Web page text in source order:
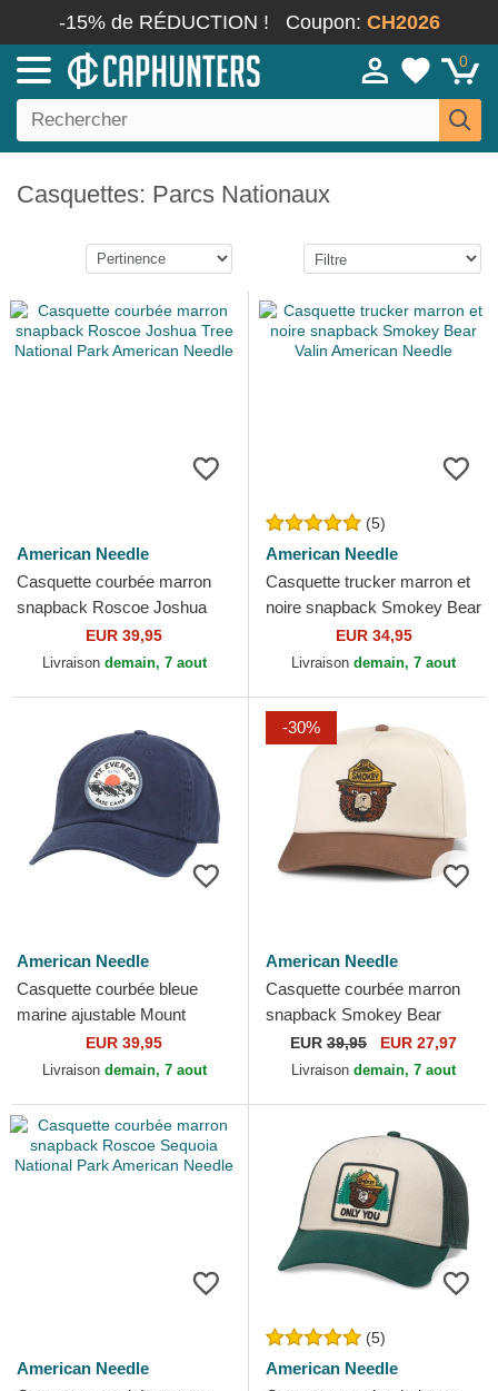
-15% de RÉDUCTION ! Coupon: CH2026
0
Casquettes: Parcs Nationaux
American Needle
Casquette courbée marron
snapback Roscoe Joshua
Tree National Park American
Needle
EUR 39,95
Livraison demain, 7 aout
(5)
American Needle
Casquette trucker marron et
noire snapback Smokey Bear
Valin American Needle
EUR 34,95
Livraison demain, 7 aout
American Needle
Casquette courbée bleue
marine ajustable Mount
Everest Hepcat American
Needle
EUR 39,95
Livraison demain, 7 aout
-30%
American Needle
Casquette courbée marron
snapback Smokey Bear
Roscoe American Needle
EUR 39,95 EUR 27,97
Livraison demain, 7 aout
American Needle
(5)
American Needle